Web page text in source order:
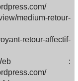
medium-retour-
retour-affectif-
: